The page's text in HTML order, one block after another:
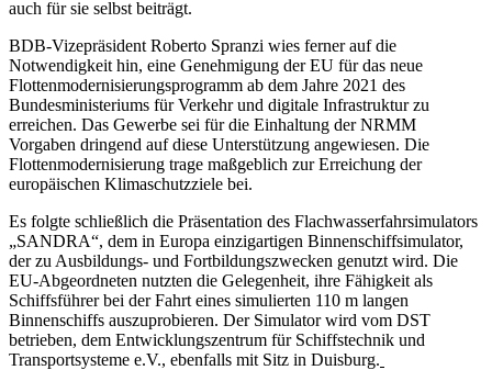
auch für sie selbst beiträgt.
BDB-Vizepräsident Roberto Spranzi wies ferner auf die
Notwendigkeit hin, eine Genehmigung der EU für das neue
Flottenmodernisierungsprogramm ab dem Jahre 2021 des
Bundesministeriums für Verkehr und digitale Infrastruktur zu
erreichen. Das Gewerbe sei für die Einhaltung der NRMM
Vorgaben dringend auf diese Unterstützung angewiesen. Die
Flottenmodernisierung trage maßgeblich zur Erreichung der
europäischen Klimaschutzziele bei.
Es folgte schließlich die Präsentation des Flachwasserfahrsimulators
„SANDRA“, dem in Europa einzigartigen Binnenschiffsimulator,
der zu Ausbildungs- und Fortbildungszwecken genutzt wird. Die
EU-Abgeordneten nutzten die Gelegenheit, ihre Fähigkeit als
Schiffsführer bei der Fahrt eines simulierten 110 m langen
Binnenschiffs auszuprobieren. Der Simulator wird vom DST
betrieben, dem Entwicklungszentrum für Schiffstechnik und
Transportsysteme e.V., ebenfalls mit Sitz in Duisburg.